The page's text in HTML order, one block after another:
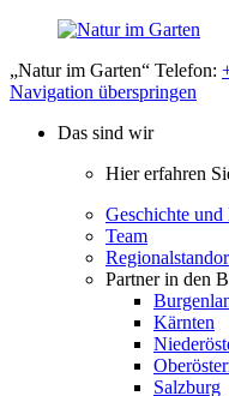
„Natur im Garten“ Telefon:
Navigation überspringen
Das sind wir
Hier erfahren
Geschichte
Team
Partner in den
Kärnten
Salzburg